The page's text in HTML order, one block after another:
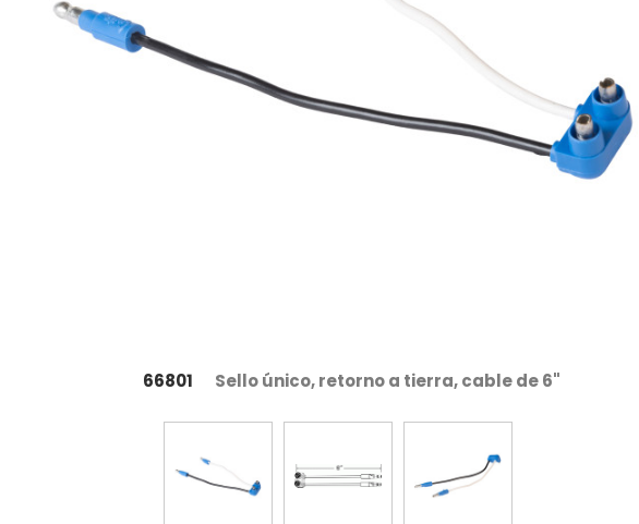
66801 Sello único, retorno a tierra, cable de 6"